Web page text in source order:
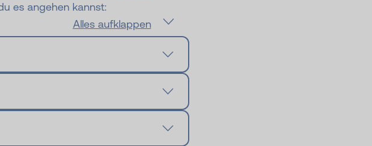
es angehen kannst:
Alles aufklappen